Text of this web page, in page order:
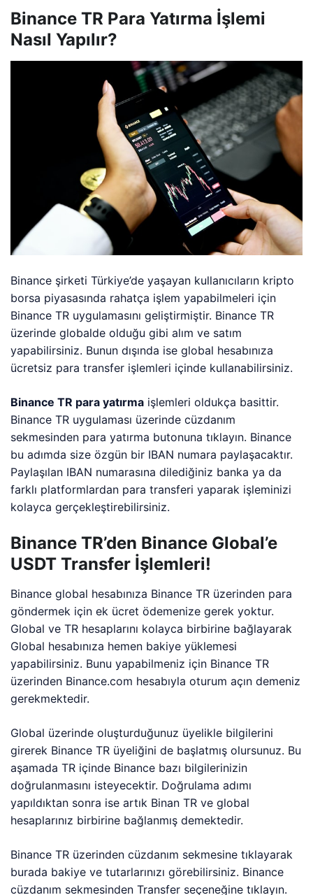
Binance TR Para Yatırma İşlemi
Nasıl Yapılır?
Binance şirketi Türkiye’de yaşayan kullanıcıların kripto
borsa piyasasında rahatça işlem yapabilmeleri için
Binance TR uygulamasını geliştirmiştir. Binance TR
üzerinde globalde olduğu gibi alım ve satım
yapabilirsiniz. Bunun dışında ise global hesabınıza
ücretsiz para transfer işlemleri içinde kullanabilirsiniz.
Binance TR para yatırma işlemleri oldukça basittir.
Binance TR uygulaması üzerinde cüzdanım
sekmesinden para yatırma butonuna tıklayın. Binance
bu adımda size özgün bir IBAN numara paylaşacaktır.
Paylaşılan IBAN numarasına dilediğiniz banka ya da
farklı platformlardan para transferi yaparak işleminizi
kolayca gerçekleştirebilirsiniz.
Binance TR’den Binance Global’e
USDT Transfer İşlemleri!
Binance global hesabınıza Binance TR üzerinden para
göndermek için ek ücret ödemenize gerek yoktur.
Global ve TR hesaplarını kolayca birbirine bağlayarak
Global hesabınıza hemen bakiye yüklemesi
yapabilirsiniz. Bunu yapabilmeniz için Binance TR
üzerinden Binance.com hesabıyla oturum açın demeniz
gerekmektedir.
Global üzerinde oluşturduğunuz üyelikle bilgilerini
girerek Binance TR üyeliğini de başlatmış olursunuz. Bu
aşamada TR içinde Binance bazı bilgilerinizin
doğrulanmasını isteyecektir. Doğrulama adımı
yapıldıktan sonra ise artık Binan TR ve global
hesaplarınız birbirine bağlanmış demektedir.
Binance TR üzerinden cüzdanım sekmesine tıklayarak
burada bakiye ve tutarlarınızı görebilirsiniz. Binance
cüzdanım sekmesinden Transfer seçeneğine tıklayın.